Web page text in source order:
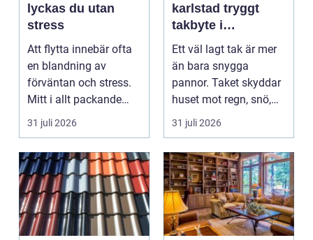
lyckas du utan
stress
Att flytta innebär ofta
en blandning av
förväntan och stress.
Mitt i allt packande
och planerande dy...
31 juli 2026
karlstad tryggt
takbyte i
värmländskt klimat
Ett väl lagt tak är mer
än bara snygga
pannor. Taket skyddar
huset mot regn, snö,
blåst och stark vå...
31 juli 2026